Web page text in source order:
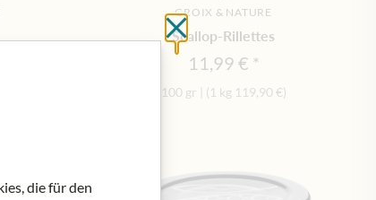
GROIX & NATURE
Scallop-Rillettes
11,99 €
100 gr (1 kg 119,90 €)
Close without saving
die für den